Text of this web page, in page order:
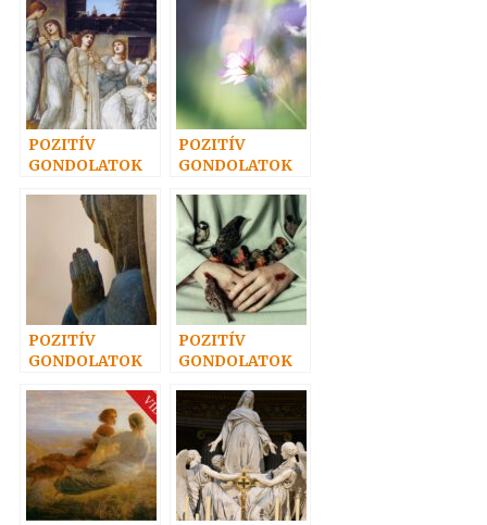
POZITÍV
GONDOLATOK
POZITÍV
GONDOLATOK
POZITÍV
GONDOLATOK
POZITÍV
GONDOLATOK